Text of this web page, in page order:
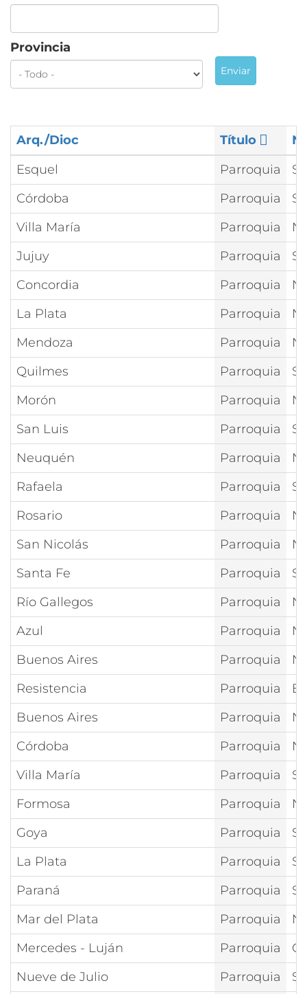
Provincia
Enviar
Arq./Dioc Título
Esquel
Parroquia
Córdoba
Parroquia
Villa María
Parroquia
Jujuy
Parroquia
Concordia
Parroquia
La Plata
Parroquia
Mendoza
Parroquia
Quilmes
Parroquia
Morón
Parroquia
San Luis
Parroquia
Neuquén
Parroquia
Rafaela
Parroquia
Rosario
Parroquia
San Nicolás
Parroquia
Santa Fe
Parroquia
Río Gallegos
Parroquia
Azul
Parroquia
Buenos Aires
Parroquia
Resistencia
Parroquia
Buenos Aires
Parroquia
Córdoba
Parroquia
Villa María
Parroquia
Formosa
Parroquia
Goya
Parroquia
La Plata
Parroquia
Paraná
Parroquia
Mar del Plata
Parroquia
Mercedes - Luján
Parroquia
Nueve de Julio
Parroquia